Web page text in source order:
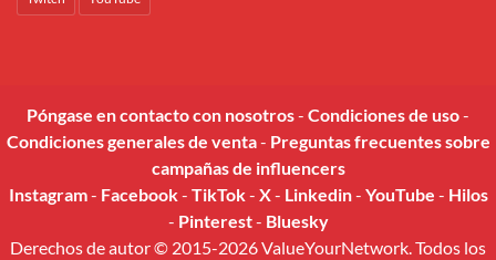
Póngase en contacto con nosotros- Condiciones de uso-
Condiciones generales de venta- Preguntas frecuentes sobre
campañas de influencers
Instagram- Facebook- TikTok- X- Linkedin- YouTube - Hilos
- Pinterest- Bluesky
Derechos de autor © 2015-2026 ValueYourNetwork. Todos los